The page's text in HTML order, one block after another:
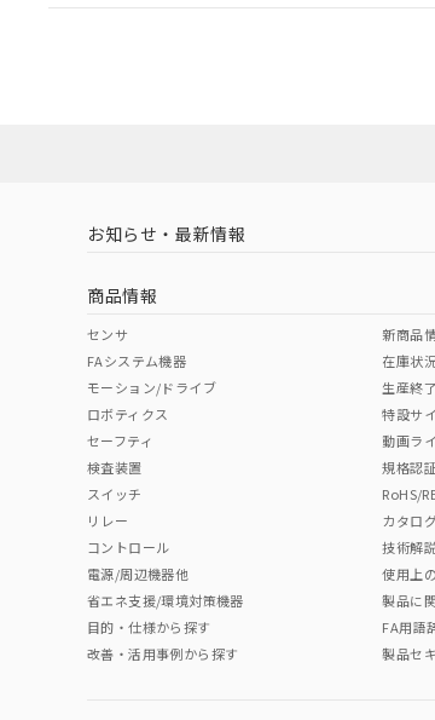
EU RoHS 注意事項・凡例
中国 RoHS 注意事項・凡例
中国 RoHS表
Pb Hg
"対応済み"や非含有の記載がされた商品であ
非含有品が必要な際は、弊社営業部門もしく
お知らせ・最新情報
商品情報
センサ
FAシステム機器
モーション/ドライブ
ロボティクス
セーフティ
検査装置
スイッチ
リレー
コントロール
電源/周辺機器他
省エネ支援/環境対策機器
目的・仕様から探す
改善・活用事例から探す
新商品
在庫状
生産終
特設サ
動画ラ
規格認
RoHS/
カタロ
技術解
使用上
製品に
FA用語
製品セ